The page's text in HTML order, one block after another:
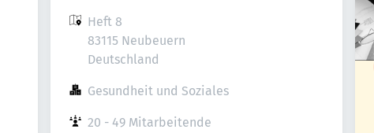
Heft 8
83115 Neubeuern
Deutschland
Gesundheit und Soziales
20 - 49 Mitarbeitende